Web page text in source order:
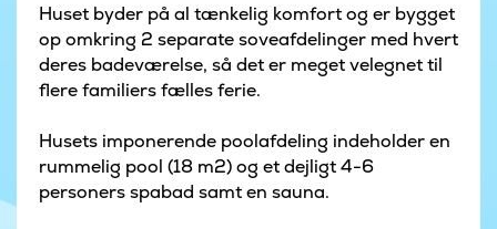
Huset byder på al tænkelig komfort og er bygget
op omkring 2 separate soveafdelinger med hvert
deres badeværelse, så det er meget velegnet til
flere familiers fælles ferie.
Husets imponerende poolafdeling indeholder en
rummelig pool (18 m2) og et dejligt 4-6
personers spabad samt en sauna.